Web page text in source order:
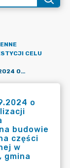
CELU
OBWIESZCZENIE NR RPP.6733.19.2024 O WYDANIU DECYZJI USTALENIA LOKALIZACJI INWESTYCJI CELU PUBLICZNEGO DLA PRZEDSIĘWZIĘCIA POLEGAJĄCEGO NA BUDOWIE SIECI WODOCIĄGOWEJ PE DN 110, NA CZĘŚCI DZIAŁKI O NR EWID. 26/3, POŁOŻONEJ W OBRĘBIE GEODEZYJNYM DĄBROWA, GMINA DOPIEWO.
o
budowie
części
w
gmina